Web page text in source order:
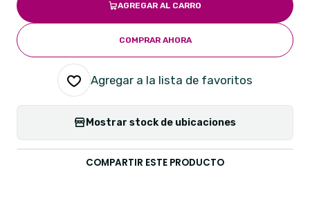
AGREGAR AL CARRO
COMPRAR AHORA
Agregar a la lista de favoritos
Mostrar stock de ubicaciones
COMPARTIR ESTE PRODUCTO